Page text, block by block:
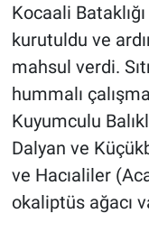
Kocaali
kurutuldu ve
mahsul verdi.
hummalı
Kuyumculu
Dalyan ve
ve Hacıaliler
okaliptüs ağacı